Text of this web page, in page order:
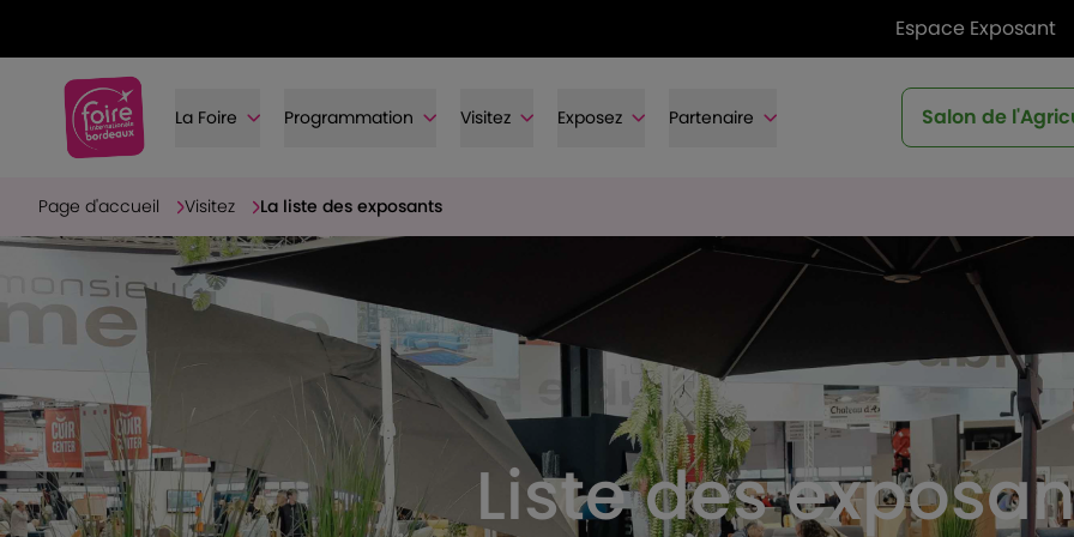
Espace Exposant
La Foire Programmation Visitez Exposez Partenaire Salon de
Page d'accueil Visitez La liste des exposants
Liste des